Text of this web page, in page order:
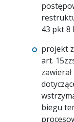
43 pkt 8
projekt
art.
biegu